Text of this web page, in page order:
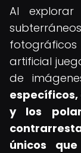
Al explorar
artificial
de
específicos,
y los
únicos